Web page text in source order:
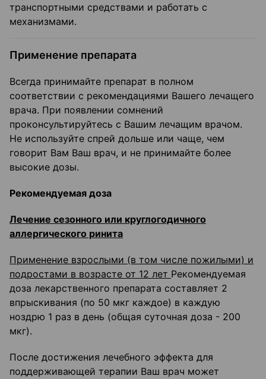
транспортными средствами и работать с
механизмами.
Применение препарата
Всегда принимайте препарат в полном
соответствии с рекомендациями Вашего лечащего
врача. При появлении сомнений
проконсультируйтесь с Вашим лечащим врачом.
Не используйте спрей дольше или чаще, чем
говорит Вам Ваш врач, и не принимайте более
высокие дозы.
Рекомендуемая доза
Лечение сезонного или круглогодичного
аллергического ринита
Применение взрослыми (в том числе пожилыми) и
подростами в возрасте от 12 лет Рекомендуемая
доза лекарственного препарата составляет 2
впрыскивания (по 50 мкг каждое) в каждую
ноздрю 1 раз в день (общая суточная доза - 200
мкг).
После достижения лечебного эффекта для
поддерживающей терапии Ваш врач может